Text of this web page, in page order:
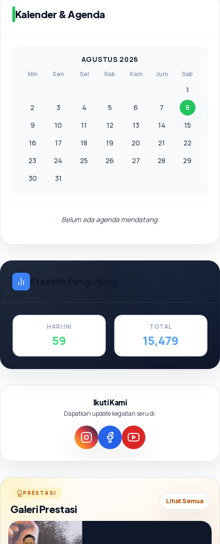
Kalender & Agenda
AGUSTUS 2026
Min Sen Sel Rab Kam Jum Sab
1
2
3 4 5 6 7
8
9
10 11 12 13 14
15
16
17 18 19 20 21
22
23
24 25 26 27 28
29
30
31
Belum ada agenda mendatang.
HARI INI
59
TOTAL
15,479
Ikuti Kami
Dapatkan update kegiatan seru di:
PRESTASI
Galeri Prestasi
Lihat Semua